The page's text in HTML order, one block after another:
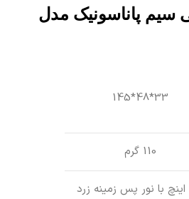
پاناسونیک مدل
33*48*145
110 گرم